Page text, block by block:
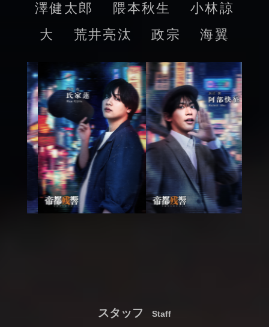
澤健太郎 隈本秋生 小林諒
大 荒井亮汰 政宗 海翼
スタッフ Staff